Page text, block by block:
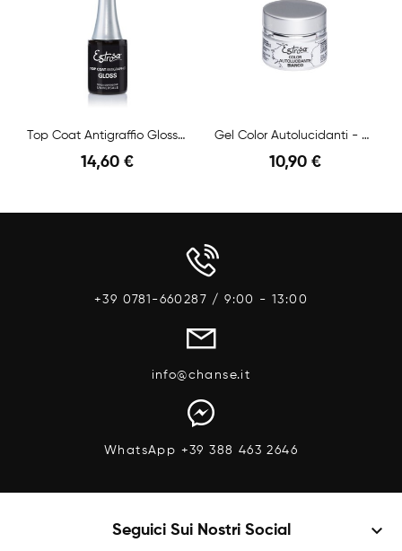
Top Coat Antigraffio Gloss Senza Dispersione
14,60 €
Gel Color Autolucidanti - Bianco
10,90 €
+39 0781-660287 / 9:00 - 13:00
info@chanse.it
WhatsApp +39 388 463 2646
Seguici Sui Nostri Social keyboard_arrow_down